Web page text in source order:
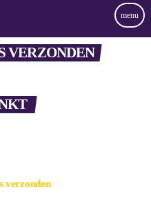
menu
VERZONDEN
verzonden